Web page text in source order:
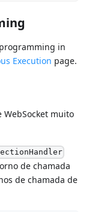
in
Execution page.
muito
de chamada
de chamada de